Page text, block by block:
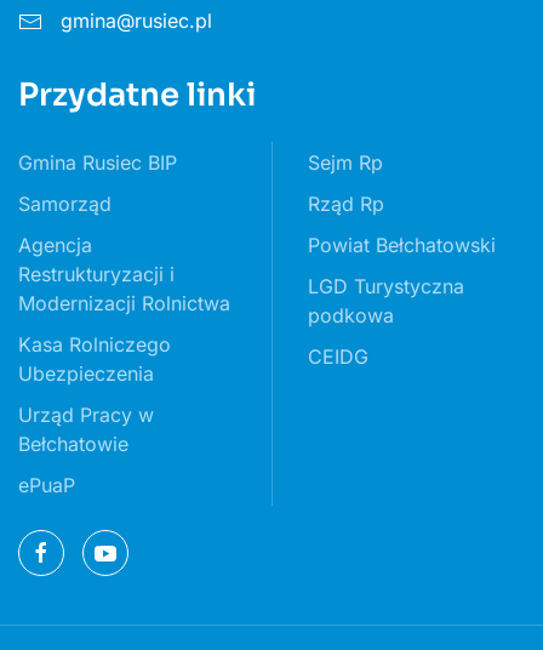
gmina@rusiec.pl
Przydatne linki
Gmina Rusiec BIP
Samorząd
Agencja
Restrukturyzacji i
Modernizacji Rolnictwa
Kasa Rolniczego
Ubezpieczenia
Urząd Pracy w
Bełchatowie
ePuaP
Sejm Rp
Rząd Rp
Powiat Bełchatowski
LGD Turystyczna
podkowa
CEIDG